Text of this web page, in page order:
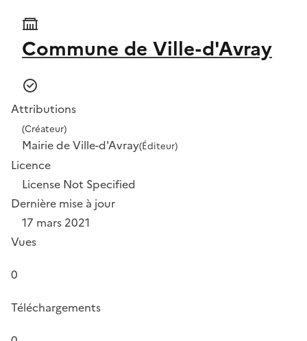
Commune de Ville-d'Avray
Attributions
(Créateur)
Mairie de Ville-d'Avray(Éditeur)
Licence
License Not Specified
Dernière mise à jour
17 mars 2021
Vues
0
Téléchargements